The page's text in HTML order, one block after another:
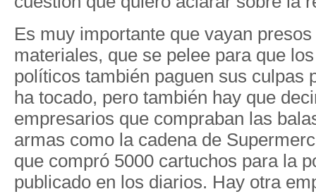
Es muy importante que vayan
materiales, que se pelee para que
políticos también paguen sus culpas
ha tocado, pero también hay que
empresarios que compraban las
armas como la cadena de
que compró 5000 cartuchos para la
publicado en los diarios. Hay otra